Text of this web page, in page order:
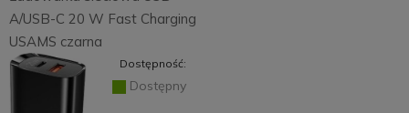
A/USB-C 20 W Fast Charging
USAMS czarna
Dostępność:
Dostępny